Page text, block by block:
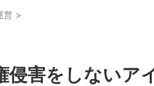
営 >
侵害をしないア